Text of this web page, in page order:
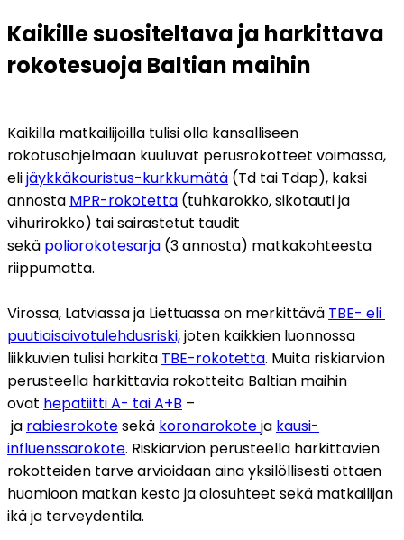
Kaikille suositeltava ja harkittava
rokotesuoja Baltian maihin
Kaikilla matkailijoilla tulisi olla kansalliseen
rokotusohjelmaan kuuluvat perusrokotteet voimassa,
eli jäykkäkouristus-kurkkumätä (Td tai Tdap), kaksi
annosta MPR-rokotetta (tuhkarokko, sikotauti ja
vihurirokko) tai sairastetut taudit
sekä poliorokotesarja (3 annosta) matkakohteesta
riippumatta.
Virossa, Latviassa ja Liettuassa on merkittävä TBE- eli
puutiaisaivotulehdusriski, joten kaikkien luonnossa
liikkuvien tulisi harkita TBE-rokotetta. Muita riskiarvion
perusteella harkittavia rokotteita Baltian maihin
ovat hepatiitti A- tai A+B –
ja rabiesrokote sekä koronarokote ja kausi-
influenssarokote. Riskiarvion perusteella harkittavien
rokotteiden tarve arvioidaan aina yksilöllisesti ottaen
huomioon matkan kesto ja olosuhteet sekä matkailijan
ikä ja terveydentila.